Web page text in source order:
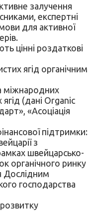
залучення
експертні
для активної
цінні роздаткові
ягід органічним
міжнародних
ягід (дані Organic
«Асоціація
підтримки:
з
швейцарсько-
органічного ринку
Дослідним
господарства